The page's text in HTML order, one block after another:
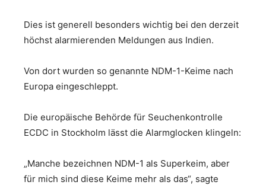
Dies ist generell besonders wichtig bei den derzeit
höchst alarmierenden Meldungen aus Indien.
Von dort wurden so genannte NDM-1-Keime nach
Europa eingeschleppt.
Die europäische Behörde für Seuchenkontrolle
ECDC in Stockholm lässt die Alarmglocken klingeln:
„Manche bezeichnen NDM-1 als Superkeim, aber
für mich sind diese Keime mehr als das“, sagte